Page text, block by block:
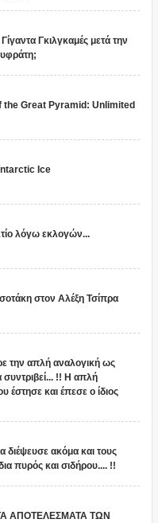
Γκιλγκαμές μετά την
the Great Pyramid: Unlimited
Ice
λόγω εκλογών...
στον Αλέξη Τσίπρα
την απλή αναλογική ως
!! Η απλή
έστησε και έπεσε ο ίδιος
ακόμα και τους
πυρός και σιδήρου.... !!
ΑΠΟΤΕΛΕΣΜΑΤΑ ΤΩΝ